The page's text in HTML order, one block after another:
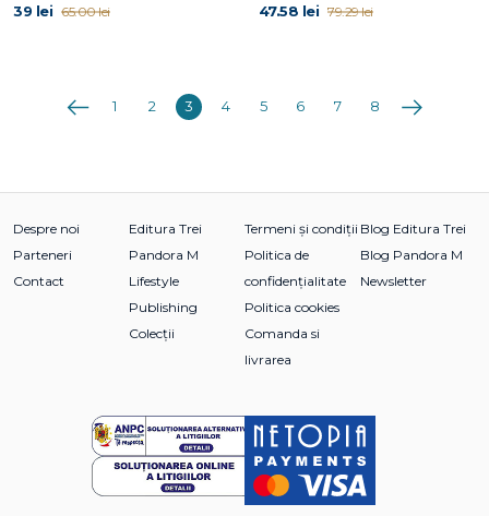
39 lei 65.00 lei 47.58 lei 79.29 lei
Anterioara
1 2 3 4 5 6 7 8 Următoarea
Despre noi
Parteneri
Contact
Editura Trei
Pandora M
Lifestyle
Publishing
Colecții
Termeni și condiții
Politica de
confidențialitate
Politica cookies
Comanda si
livrarea
Blog Editura Trei
Blog Pandora M
Newsletter